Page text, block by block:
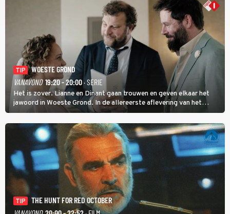
TIP
WOESTE GROND
VANAVOND 19:20 - 20:00· SERIE
Het is zover. Lianne en Dinant gaan trouwen en geven elkaar het
jawoord in Woeste Grond. In de allereerste aflevering van het
eerste seizoen kwam Lianne vanuit de Randstad naar Twente. Daar
is ze inmiddels helemaal op haar plek.
TIP
THE HUNT FOR RED OCTOBER